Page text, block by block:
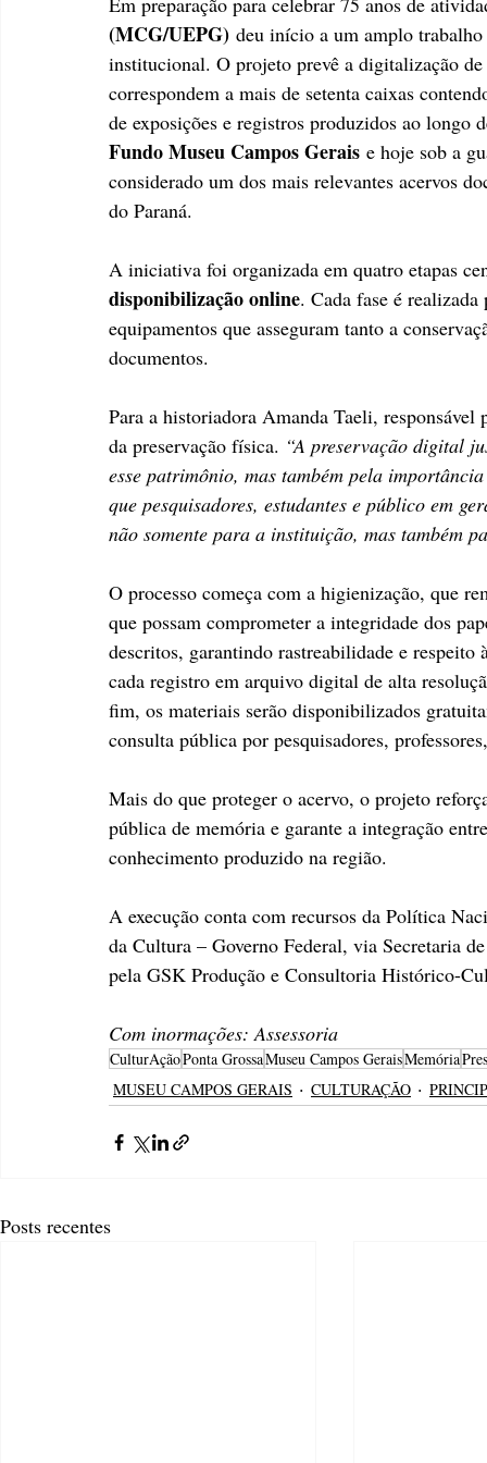
(MCG/UEPG) deu início a um amplo
institucional. O projeto prevê a digitalização
correspondem a mais de setenta caixas
de exposições e registros produzidos ao longo
Fundo Museu Campos Gerais e hoje sob a
considerado um dos mais relevantes acervos
do Paraná.
A iniciativa foi organizada em quatro etapas
disponibilização online. Cada fase é
equipamentos que asseguram tanto a
documentos.
Para a historiadora Amanda Taeli,
da preservação física. “A preservação digital
esse patrimônio, mas também pela
que pesquisadores, estudantes e público em
não somente para a instituição, mas também
O processo começa com a higienização, que
que possam comprometer a integridade dos
descritos, garantindo rastreabilidade e
cada registro em arquivo digital de alta
fim, os materiais serão disponibilizados
consulta pública por pesquisadores,
Mais do que proteger o acervo, o projeto
pública de memória e garante a integração
conhecimento produzido na região.
A execução conta com recursos da Política
da Cultura – Governo Federal, via Secretaria
pela GSK Produção e Consultoria Histórico-
Com inormações: Assessoria
CulturAçãoPonta GrossaMuseu Campos GeraisMemória
MUSEU CAMPOS GERAIS
CULTURAÇÃO
Posts recentes